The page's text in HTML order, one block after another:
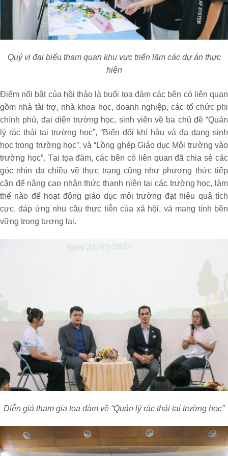
Quý vị đại biểu tham quan khu vực triển lãm các dự án thực
hiện
Điểm nổi bật của hội thảo là buổi tọa đàm các bên có liên quan
gồm nhà tài trợ, nhà khoa học, doanh nghiệp, các tổ chức phi
chính phủ, đại diện trường học, sinh viên về ba chủ đề “Quản
lý rác thải tại trường học”, “Biến đổi khí hậu và đa dạng sinh
học trong trường học”, và “Lồng ghép Giáo dục Môi trường vào
trường học”. Tại tọa đàm, các bên có liên quan đã chia sẻ các
góc nhìn đa chiều về thực trạng cũng như phương thức tiếp
cận để nâng cao nhận thức thanh niên tại các trường học, làm
thế nào để hoạt động giáo dục môi trường đạt hiệu quả tích
cực, đáp ứng nhu cầu thực tiễn của xã hội, và mang tính bền
vững trong tương lai.
Diễn giả tham gia tọa đàm về “Quản lý rác thải tại trường học”